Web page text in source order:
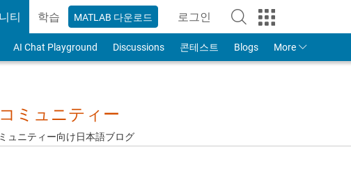
티 학습 MATLAB 다운로드 로그인
to Your MathWorks Account
AI Chat Playground Discussions 콘테스트 Blogs More
ミュニティー
ュニティー向け日本語ブログ